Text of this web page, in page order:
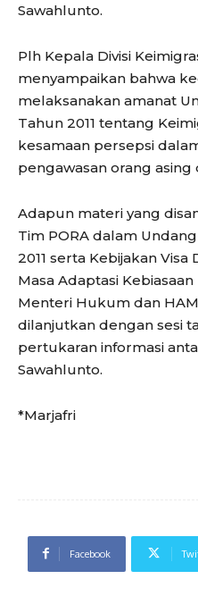
Sawahlunto.
Plh Kepala Divisi
menyampaikan bahwa
melaksanakan amanat
Tahun 2011 tentang
kesamaan persepsi
pengawasan orang asing
Adapun materi yang
Tim PORA dalam
2011 serta Kebijakan
Masa Adaptasi
Menteri Hukum dan
dilanjutkan dengan sesi
pertukaran informasi
Sawahlunto.
*Marjafri
Facebook